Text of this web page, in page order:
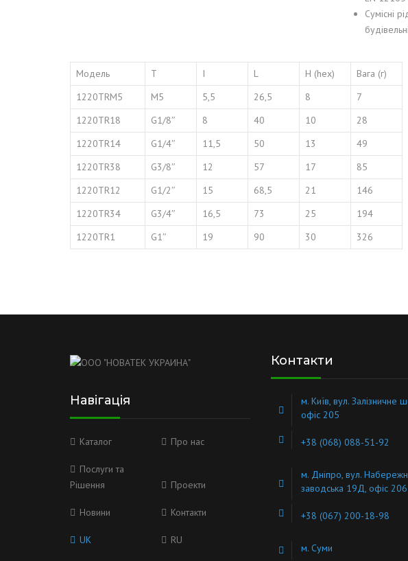
MITA BIORULLI
Сумісні
Модель T I L H (hex)
Вага (г)
1220TRM5
M5 5,5 26,5 8
7
1220TR18
G1/8″ 8 40 10
28
1220TR14
G1/4″ 11,5 50 13
49
1220TR38
G3/8″ 12 57 17
85
1220TR12
G1/2″ 15 68,5 21
146
1220TR34
G3/4″ 16,5 73 25
194
1220TR1
G1″ 19 90 30 326
Навігація
Каталог Про нас
Послуги та
Рішення
Проекти
Новини Контакти
UK RU
Контакти
м. Київ, вул. Залізничне
офіс 205
+38 (068) 088-51-92
м. Дніпро, вул.
заводська 19Д, офіс 206
+38 (067) 200-18-98
м. Суми